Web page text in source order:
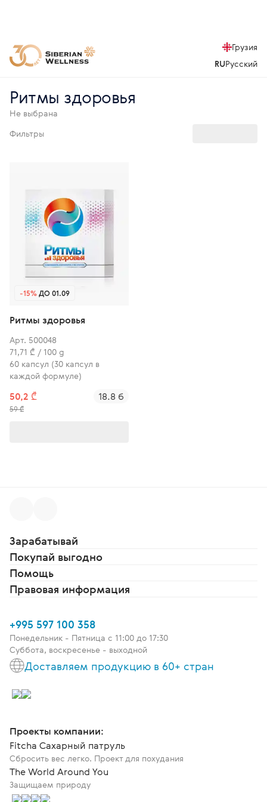
Грузия
RUРусский
Ритмы здоровья
Не выбрана
Фильтры
-15%ДО 01.09
Ритмы здоровья
Арт. 500048
71,71 ₾ / 100 g
60 капсул (30 капсул в
каждой формуле)
50,2 ₾
59 ₾
18.8 б
Зарабатывай
Покупай выгодно
Помощь
Правовая информация
+995 597 100 358
Понедельник - Пятница c 11:00 до 17:30
Суббота, воскресенье - выходной
Доставляем продукцию в 60+ стран
Проекты компании:
Fitcha Сахарный патруль
Сбросить вес легко. Проект для похудания
The World Around You
Защищаем природу